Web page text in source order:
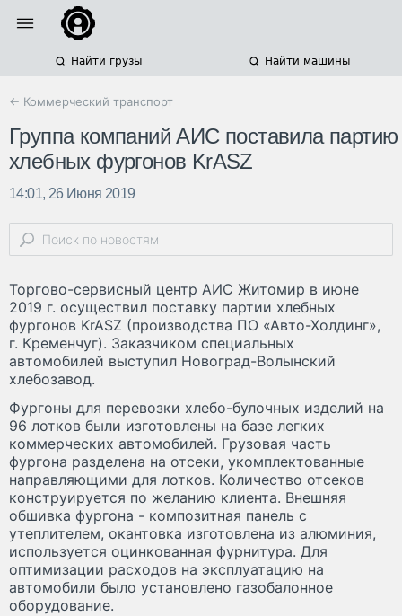
Найти грузы Найти машины
← Коммерческий транспорт
Группа компаний АИС поставила партию
хлебных фургонов KrASZ
14:01, 26 Июня 2019
Торгово-сервисный центр АИС Житомир в июне
2019 г. осуществил поставку партии хлебных
фургонов KrASZ (производства ПО «Авто-Холдинг»,
г. Кременчуг). Заказчиком специальных
автомобилей выступил Новоград-Волынский
хлебозавод.
Фургоны для перевозки хлебо-булочных изделий на
96 лотков были изготовлены на базе легких
коммерческих автомобилей. Грузовая часть
фургона разделена на отсеки, укомплектованные
направляющими для лотков. Количество отсеков
конструируется по желанию клиента. Внешняя
обшивка фургона - композитная панель с
утеплителем, окантовка изготовлена из алюминия,
используется оцинкованная фурнитура. Для
оптимизации расходов на эксплуатацию на
автомобили было установлено газобалонное
оборудование.